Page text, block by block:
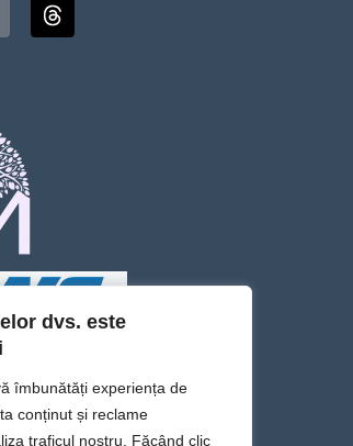
dvs. este
îmbunătăți experiența de
conținut și reclame
traficul nostru. Făcând clic